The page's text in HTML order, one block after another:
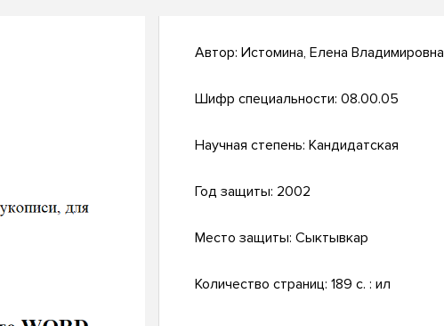
Автор: Истомина, Елена Владимировна
Шифр специальности: 08.00.05
Научная степень: Кандидатская
Год защиты: 2002
Место защиты: Сыктывкар
Количество страниц: 189 с. : ил